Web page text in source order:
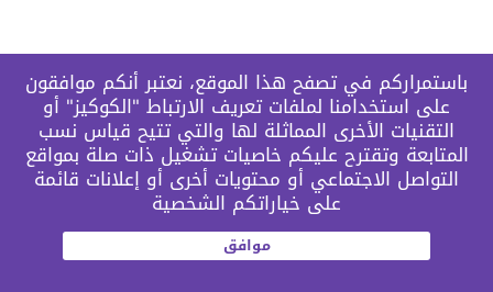
باستمراركم في تصفح هذا الموقع، نعتبر أنكم موافقون
على استخدامنا لملفات تعريف الارتباط "الكوكيز" أو
التقنيات الأخرى المماثلة لها والتي تتيح قياس نسب
المتابعة وتقترح عليكم خاصيات تشغيل ذات صلة بمواقع
التواصل الاجتماعي أو محتويات أخرى أو إعلانات قائمة
على خياراتكم الشخصية
موافق